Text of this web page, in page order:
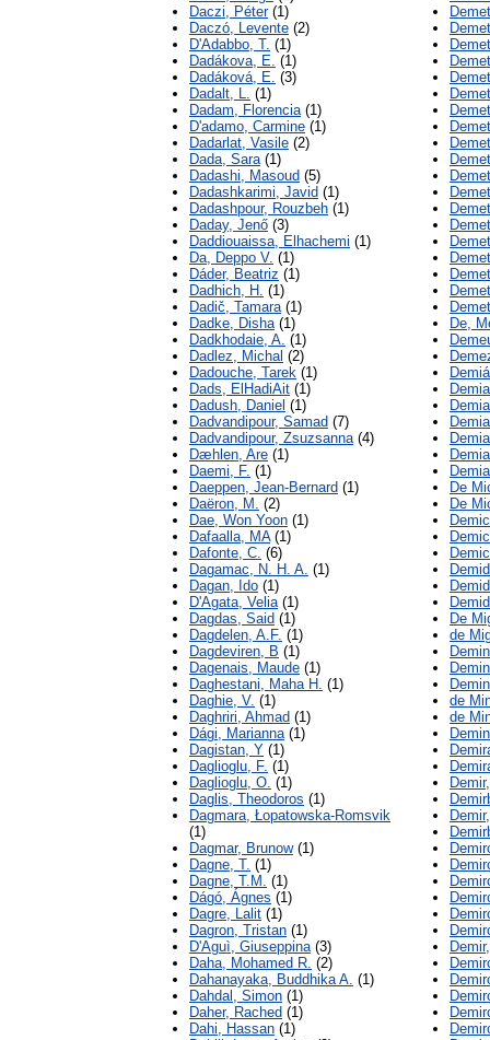
Daczi, Péter(1)
Daczó, Levente (2)
D'Adabbo, T. (1)
Dadákova, E. (1)
Dadáková, E. (3)
Dadalt, L. (1)
Dadam, Florencia(1)
D'adamo, Carmine (1)
Dadarlat, Vasile (2)
Dada, Sara(1)
Dadashi, Masoud (5)
Dadashkarimi, Javid (1)
Dadashpour, Rouzbeh (1)
Daday, Jenő (3)
Daddiouaissa, Elhachemi (1)
Da, Deppo V. (1)
Dáder, Beatriz (1)
Dadhich, H. (1)
Dadič, Tamara(1)
Dadke, Disha(1)
Dadkhodaie, A. (1)
Dadlez, Michal (2)
Dadouche, Tarek (1)
Dads, ElHadiAit (1)
Dadush, Daniel (1)
Dadvandipour, Samad (7)
Dadvandipour, Zsuzsanna(4)
Dæhlen, Are (1)
Daemi, F. (1)
Daeppen, Jean-Bernard (1)
Daëron, M. (2)
Dae, Won Yoon (1)
Dafaalla, MA(1)
Dafonte, C. (6)
Dagamac, N. H. A. (1)
Dagan, Ido (1)
D'Agata, Velia(1)
Dagdas, Said (1)
Dagdelen, A.F. (1)
Dagdeviren, B (1)
Dagenais, Maude (1)
Daghestani, Maha H. (1)
Daghie, V. (1)
Daghriri, Ahmad (1)
Dági, Marianna(1)
Dagistan, Y (1)
Daglioglu, F. (1)
Daglioglu, O. (1)
Daglis, Theodoros (1)
Dagmara, Łopatowska-Romsvik
(1)
Dagmar, Brunow(1)
Dagne, T. (1)
Dagne, T.M. (1)
Dágó, Ágnes (1)
Dagre, Lalit (1)
Dagron, Tristan (1)
D'Aguì, Giuseppina(3)
Daha, Mohamed R. (2)
Dahanayaka, Buddhika A. (1)
Dahdal, Simon (1)
Daher, Rached (1)
Dahi, Hassan (1)
De,
De
De
De
de
de
de